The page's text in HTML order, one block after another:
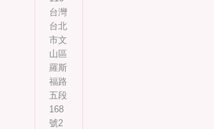
台灣
台北
市文
山區
羅斯
福路
五段
168
號2